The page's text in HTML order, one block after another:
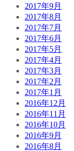
2017年9月
2017年8月
2017年7月
2017年6月
2017年5月
2017年4月
2017年3月
2017年2月
2017年1月
2016年12月
2016年11月
2016年10月
2016年9月
2016年8月